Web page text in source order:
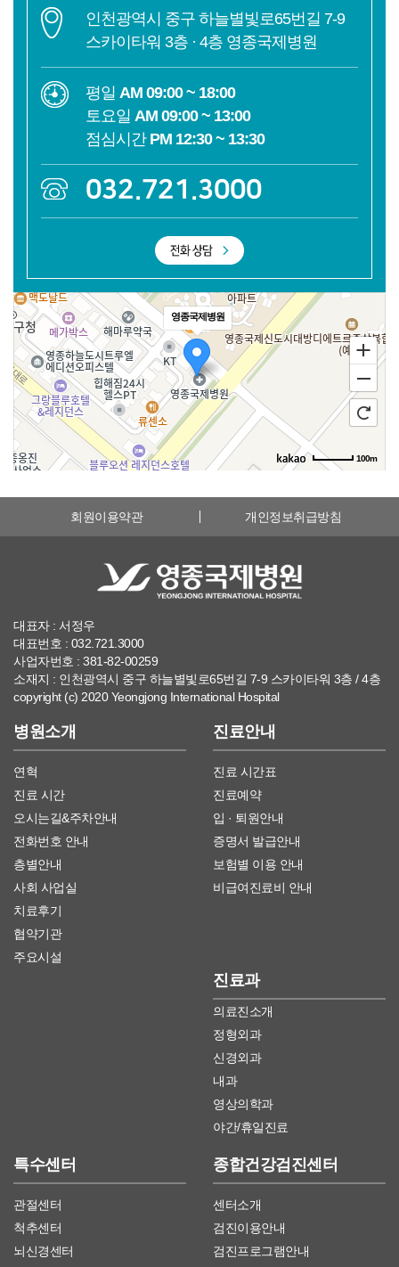
인천광역시 중구 하늘별빛로65번길 7-9
스카이타워 3층 · 4층 영종국제병원
평일 AM 09:00 ~ 18:00
토요일 AM 09:00 ~ 13:00
점심시간 PM 12:30 ~ 13:30
032.721.3000
영종국제병원
100m
회원이용약관 개인정보취급방침
대표자 : 서정우
대표번호 : 032.721.3000
사업자번호 : 381-82-00259
소재지 : 인천광역시 중구 하늘별빛로65번길 7-9 스카이타워 3층 / 4층
copyright (c) 2020 Yeongjong International Hospital
병원소개
연혁
진료 시간
오시는길&주차안내
전화번호 안내
층별안내
사회 사업실
치료후기
협약기관
주요시설
진료안내
진료 시간표
진료예약
입 · 퇴원안내
증명서 발급안내
보험별 이용 안내
비급여진료비 안내
진료과
의료진소개
정형외과
신경외과
내과
영상의학과
야간/휴일진료
특수센터
관절센터
척추센터
뇌신경센터
종합건강검진센터
센터소개
검진이용안내
검진프로그램안내